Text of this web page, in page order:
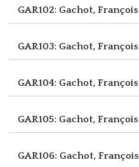
GAR102: Gachot, François
GAR103: Gachot, François
GAR104: Gachot, François
GAR105: Gachot, François
GAR106: Gachot, François